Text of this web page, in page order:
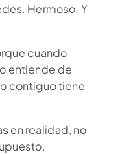
Hermoso. Y
cuando
entiende de
contiguo tiene
en realidad, no